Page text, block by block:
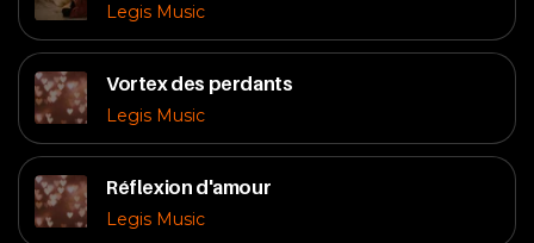
Legis Music
Vortex des perdants
Legis Music
Réflexion d'amour
Legis Music